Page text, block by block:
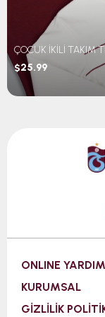
$25.99
ONLINE YARDIM
KURUMSAL
GİZLİLİK